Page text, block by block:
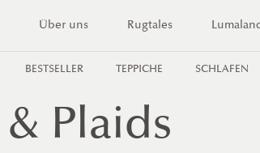
Über uns Rugtales Lumaland
BESTSELLER TEPPICHE SCHLAFEN
Plaids